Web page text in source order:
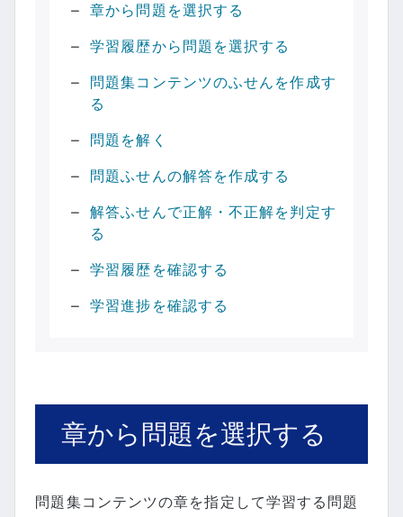
章から問題を選択する
学習履歴から問題を選択する
問題集コンテンツのふせんを作成す
る
問題を解く
問題ふせんの解答を作成する
解答ふせんで正解・不正解を判定す
る
学習履歴を確認する
学習進捗を確認する
章から問題を選択する
問題集コンテンツの章を指定して学習する問題